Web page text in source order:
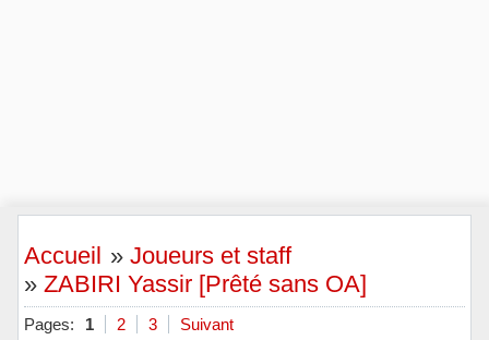
Accueil »Joueurs et staff
» ZABIRI Yassir [Prêté sans OA]
Pages: 1 2 3 Suivant